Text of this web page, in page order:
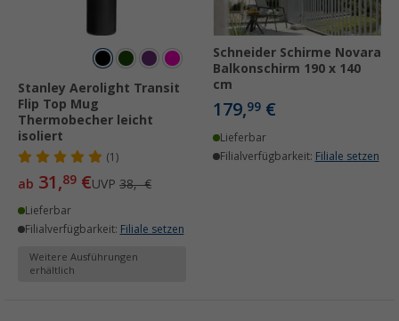
Stanley Aerolight Transit
Flip Top Mug
Thermobecher leicht
isoliert
(1)
ab 31,89 €UVP 38,- €
Lieferbar
Filialverfügbarkeit: Filiale setzen
Weitere Ausführungen
erhältlich
Schneider Schirme Novara
Balkonschirm 190 x 140
cm
179,99 €
Lieferbar
Filialverfügbarkeit: Filiale setzen